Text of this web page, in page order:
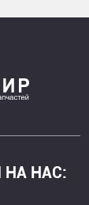
НАС: